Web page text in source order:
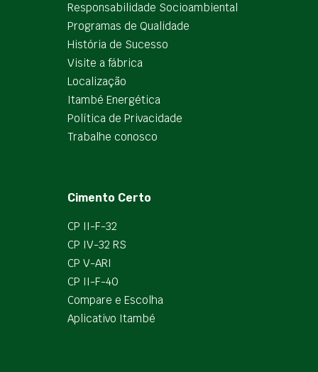
Responsabilidade Socioambiental
Programas de Qualidade
História de Sucesso
Visite a fábrica
Localização
Itambé Energética
Política de Privacidade
Trabalhe conosco
Cimento Certo
CP II-F-32
CP IV-32 RS
CP V-ARI
CP II-F-40
Compare e Escolha
Aplicativo Itambé